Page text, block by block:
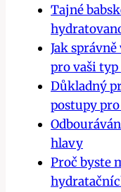
Tajné
Jak
pro vaši
Důkladný
postupy
hlavy
Proč byste